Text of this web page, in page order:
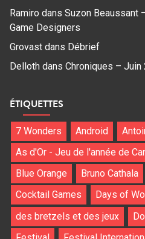
Ramiro dans Suzon Beaussant
Game Designers
Grovast dans Débrief
Delloth dans Chroniques – Juin
ÉTIQUETTES
7 Wonders Android
As d'Or - Jeu de l'année de
Blue Orange
Bruno Cathala
Cocktail Games
Days of
des bretzels et des jeux